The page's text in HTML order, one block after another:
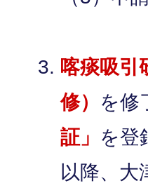
喀痰吸引
修） を修
証」 を登
以降、大